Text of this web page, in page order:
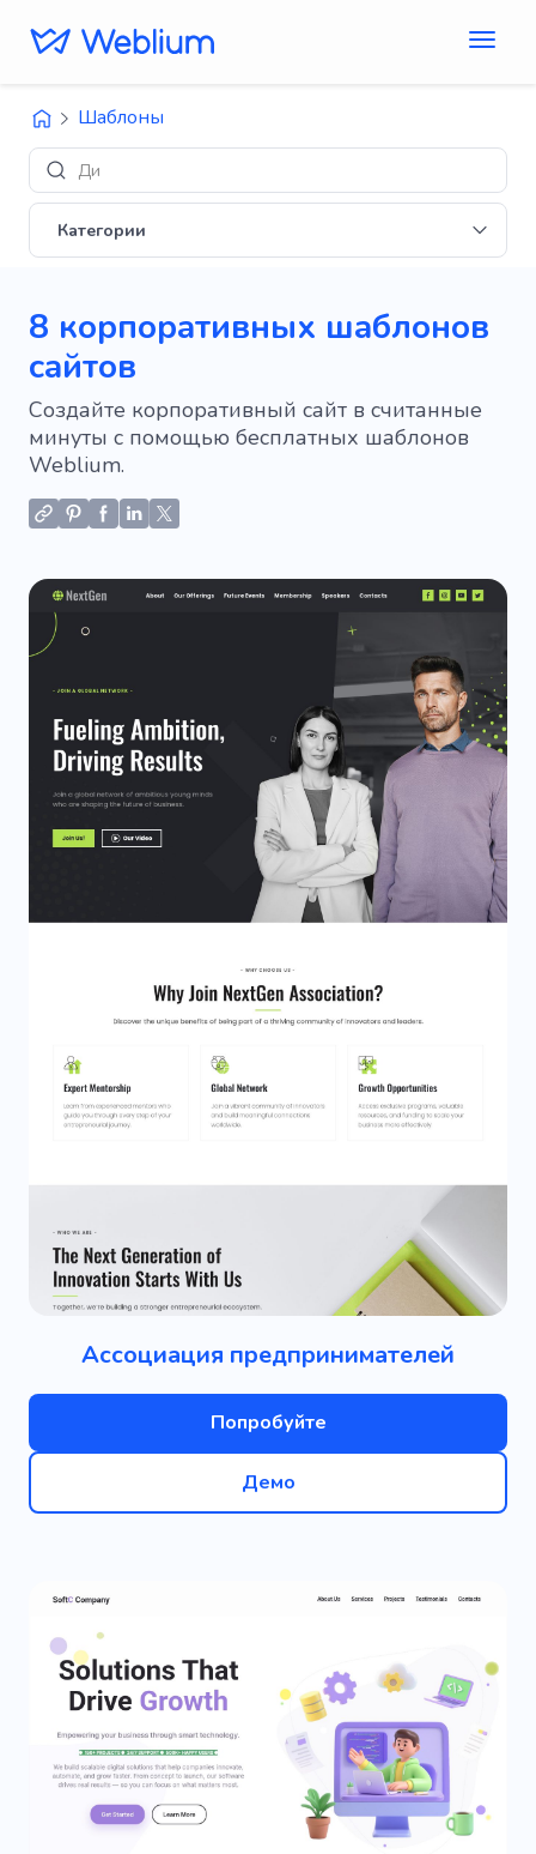
Шаблоны
Дизайны 'E-co
Категории
8 корпоративных шаблонов
сайтов
Создайте корпоративный сайт в считанные
минуты с помощью бесплатных шаблонов
Weblium.
Ассоциация предпринимателей
Попробуйте
Демо